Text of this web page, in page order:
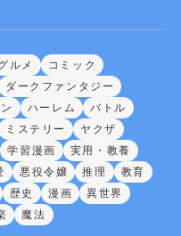
ルメ
コミック
ダークファンタジー
ハーレム
バトル
ミステリー
ヤクザ
学習漫画
実用・教養
悪役令嬢 推理
教育
歴史 漫画
異世界
魔法